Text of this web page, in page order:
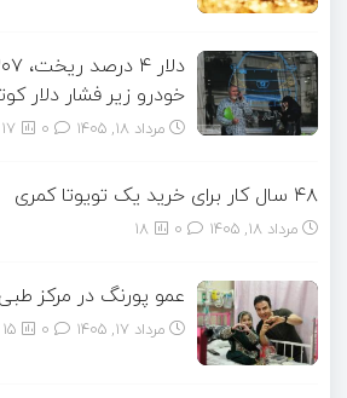
خودرو زیر فشار دلار
مرداد ۱۸, ۱۴۰۵ 17
۴۸ سال کار برای خرید یک تویوتا کمری
مرداد ۱۸, ۱۴۰۵ 18
عمو پورنگ در مرکز
مرداد ۱۷, ۱۴۰۵ 15